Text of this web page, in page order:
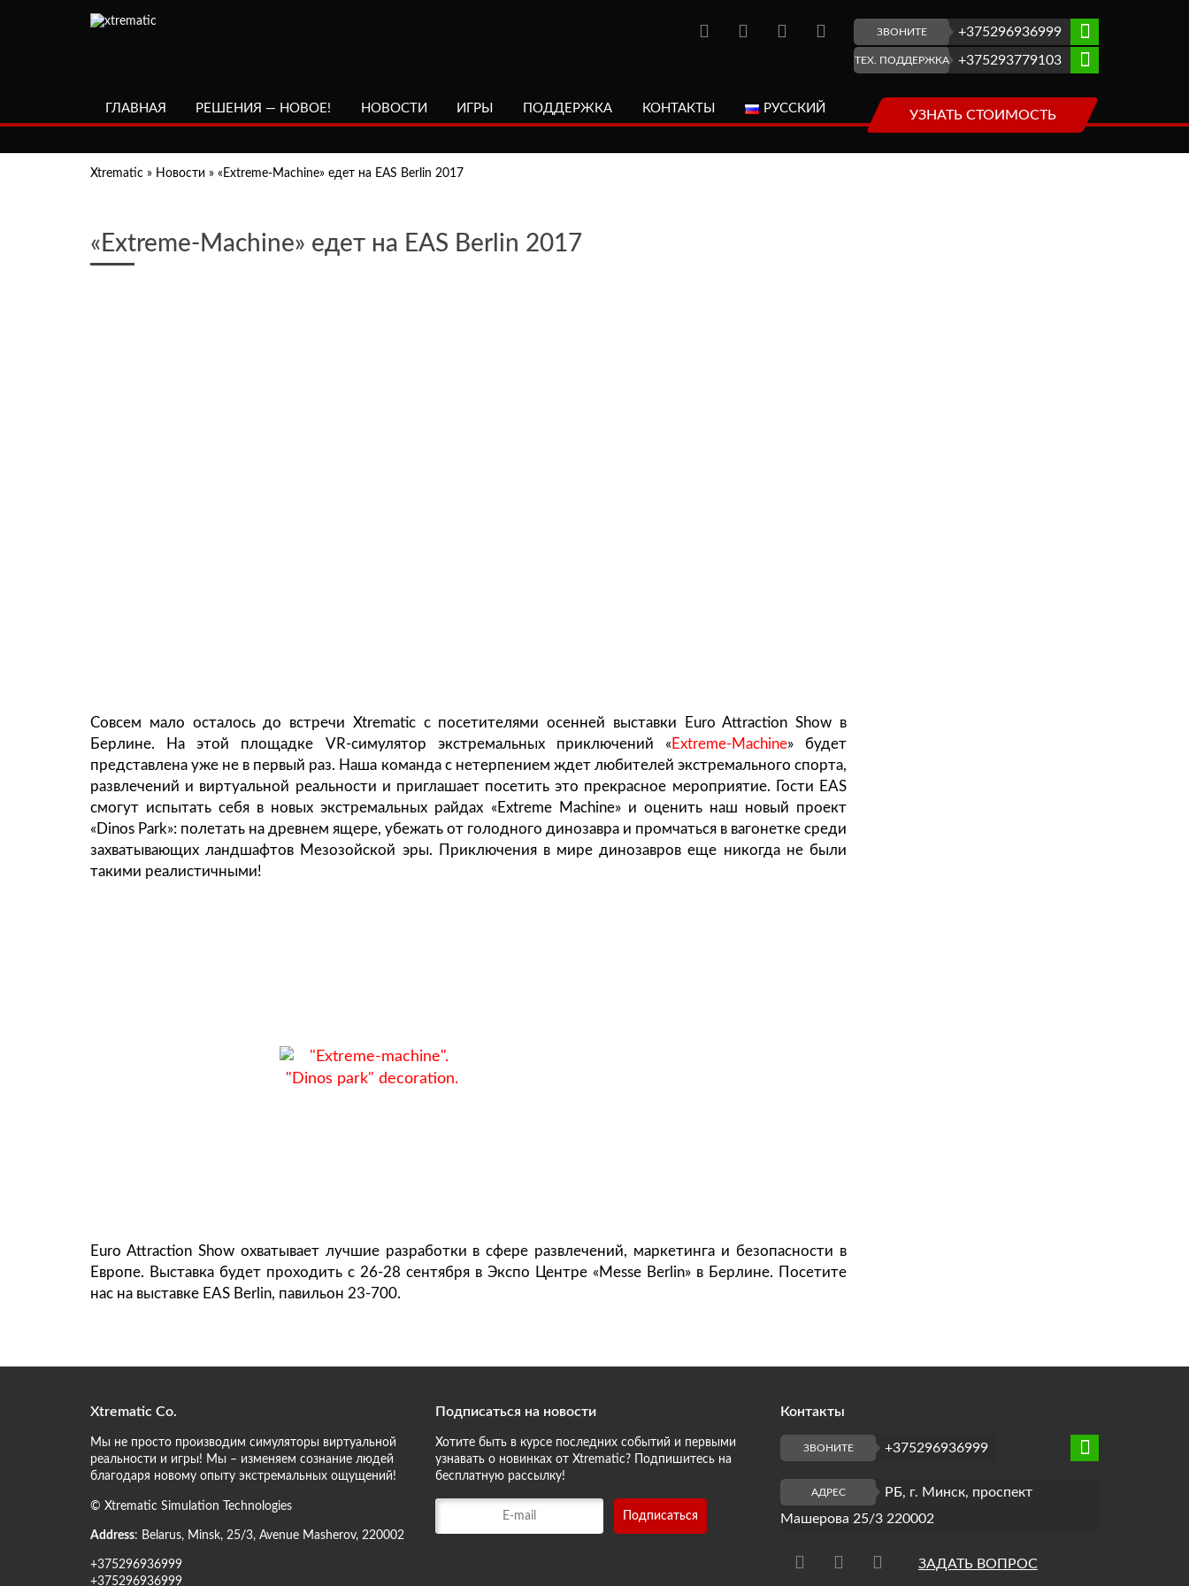
ЗВОНИТЕ +375296936999
ТЕХ. ПОДДЕРЖКА +375293779103
ГЛАВНАЯ РЕШЕНИЯ — НОВОЕ! НОВОСТИ ИГРЫ ПОДДЕРЖКА КОНТАКТЫ РУССКИЙ УЗНАТЬ СТОИМОСТЬ
Xtrematic » Новости » «Extreme-Machine» едет на EAS Berlin 2017
«Extreme-Machine» едет на EAS Berlin 2017
Совсем мало осталось до встречи Xtrematic c посетителями осенней выставки Euro Attraction Show в
Берлине. На этой площадке VR-симулятор экстремальных приключений «Extreme-Machine» будет
представлена уже не в первый раз. Наша команда с нетерпением ждет любителей экстремального спорта,
развлечений и виртуальной реальности и приглашает посетить это прекрасное мероприятие. Гости EAS
смогут испытать себя в новых экстремальных райдах «Extreme Machine» и оценить наш новый проект
«Dinos Park»: полетать на древнем ящере, убежать от голодного динозавра и промчаться в вагонетке среди
захватывающих ландшафтов Мезозойской эры. Приключения в мире динозавров еще никогда не были
такими реалистичными!
Euro Attraction Show охватывает лучшие разработки в сфере развлечений, маркетинга и безопасности в
Европе. Выставка будет проходить с 26-28 сентября в Экспо Центре «Messe Berlin» в Берлине. Посетите
нас на выставке EAS Berlin, павильон 23-700.
Xtrematic Co.
Мы не просто производим симуляторы виртуальной
реальности и игры! Мы – изменяем сознание людей
благодаря новому опыту экстремальных ощущений!
© Xtrematic Simulation Technologies
Address: Belarus, Minsk, 25/3, Avenue Masherov, 220002
+375296936999
+375296936999
Подписаться на новости
Хотите быть в курсе последних событий и первыми
узнавать о новинках от Xtrematic? Подпишитесь на
бесплатную рассылку!
Контакты
ЗВОНИТЕ +375296936999
АДРЕС
РБ, г. Минск, проспект
Машерова 25/3 220002
ЗАДАТЬ ВОПРОС